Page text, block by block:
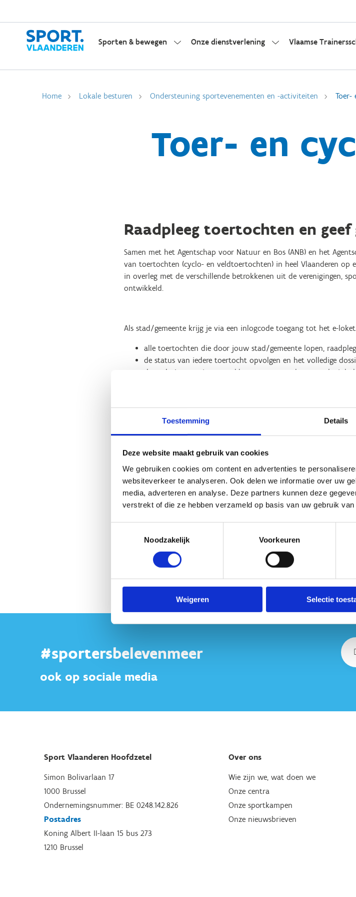
Toestemming Details
Deze website maakt gebruik van cookies
We gebruiken cookies om content en advertenties te
websiteverkeer te analyseren. Ook delen we informatie over uw
media, adverteren en analyse. Deze partners kunnen deze
verstrekt of die ze hebben verzameld op basis van uw gebruik
Noodzakelijk
Voorkeuren
Weigeren Selectie
Sporten & bewegen Onze dienstverlening Vlaamse
Home Lokale besturen Ondersteuning sportevenementen en -activiteiten Toer-
Toer- en
Raadpleeg toertochten en
Samen met het Agentschap voor Natuur en Bos (ANB) en het
van toertochten (cyclo- en veldtoertochten) in heel Vlaanderen op
in overleg met de verschillende betrokkenen uit de verenigingen,
ontwikkeld.
Als stad/gemeente krijg je via een inlogcode toegang tot het e-
alle toertochten die door jouw stad/gemeente lopen,
de status van iedere toertocht opvolgen en het volledige
de toelating van jouw stad/gemeente voor de toertocht
per mail documenten ontvangen zoals de aanvraag van de
We willen je er op attent maken dat Sport Vlaanderen enkel een
makkelijker en uniformer te maken. Sport Vlaanderen is niet
op geen enkel moment aansprakelijk worden gesteld.
Raadpleeg de
gemeente lopen of
Vragen?
#sportersbelevenmeer
ook op sociale media
Sport Vlaanderen Hoofdzetel
Simon Bolivarlaan 17
1000 Brussel
Ondernemingsnummer: BE 0248.142.826
Postadres
Koning Albert II-laan 15 bus 273
1210 Brussel
Over ons
Wie zijn we, wat doen we
Onze centra
Onze sportkampen
Onze nieuwsbrieven